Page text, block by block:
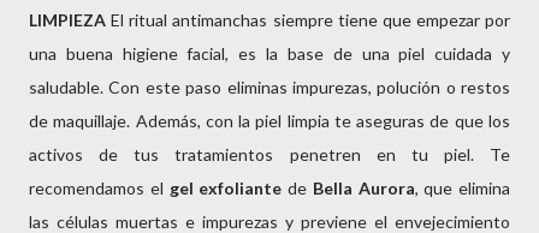
LIMPIEZAEl ritual antimanchas siempre tiene que empezar por
una buena higiene facial, es la base de una piel cuidada y
saludable. Con este paso eliminas impurezas, polución o restos
de maquillaje. Además, con la piel limpia te aseguras de que los
activos de tus tratamientos penetren en tu piel. Te
recomendamos el gel exfoliante de Bella Aurora, que elimina
las células muertas e impurezas y previene el envejecimiento